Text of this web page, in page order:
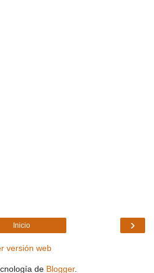
›
Inicio
versión web
de Blogger.